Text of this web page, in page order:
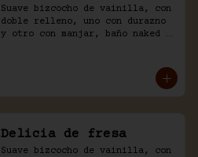
Suave bizcocho de vainilla, con
doble relleno, uno con durazno
y otro con manjar, baño naked
Delicia de fresa
Suave bizcocho de vainilla, con